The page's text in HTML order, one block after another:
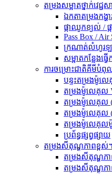
តម្រងសម្អាតថ្នាក់វេជ្ជស
ឯកតាតម្រងកង្ហា
ផ្កាឈូកខ្យល់ /
Pass Box / Air
ក្រណាត់លំហូរឡ
សម្អាតកន្លែងធ្វើ
ការ​ចម្រោះ​ជាតិ​គីមី​បំ
បន្ទះតម្រងម៉ូល
តម្រងម៉ូលេគុល
តម្រងម៉ូលេគុល (
តម្រងម៉ូលេគុល
តម្រងម៉ូលេគុល
ប្រព័ន្ធផ្សព្វផ្សាយ
តម្រងសីតុណ្ហភាពខ្ពស់។
តម្រងសីតុណ្ហភា
តម្រងសីតុណ្ហភា